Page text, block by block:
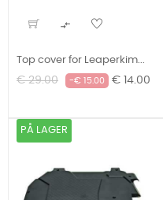

Top cover for Leaperkim...
Grunnpris
€ 29.00 -€ 15.00 Pris
€ 14.00
PÅ LAGER